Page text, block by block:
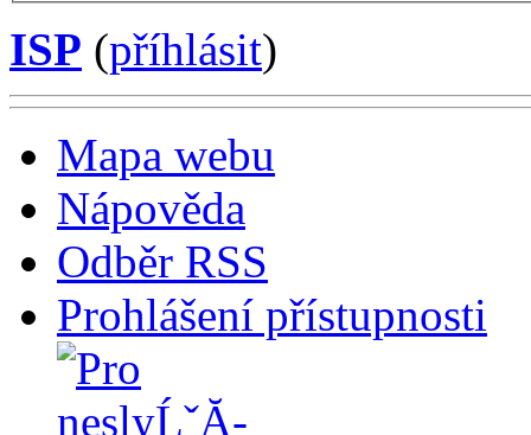
ISP (příhlásit)
Mapa webu
Nápověda
Odběr RSS
Prohlášení přístupnosti